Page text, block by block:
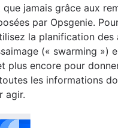
que jamais grâce aux
par Opsgenie.
la planification des
(« swarming »)
plus encore pour
les informations
agir.